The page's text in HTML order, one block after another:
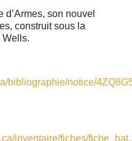
son nouvel
construit sous la
Wells.
bibliographie/notice/
inventaire/fiches/